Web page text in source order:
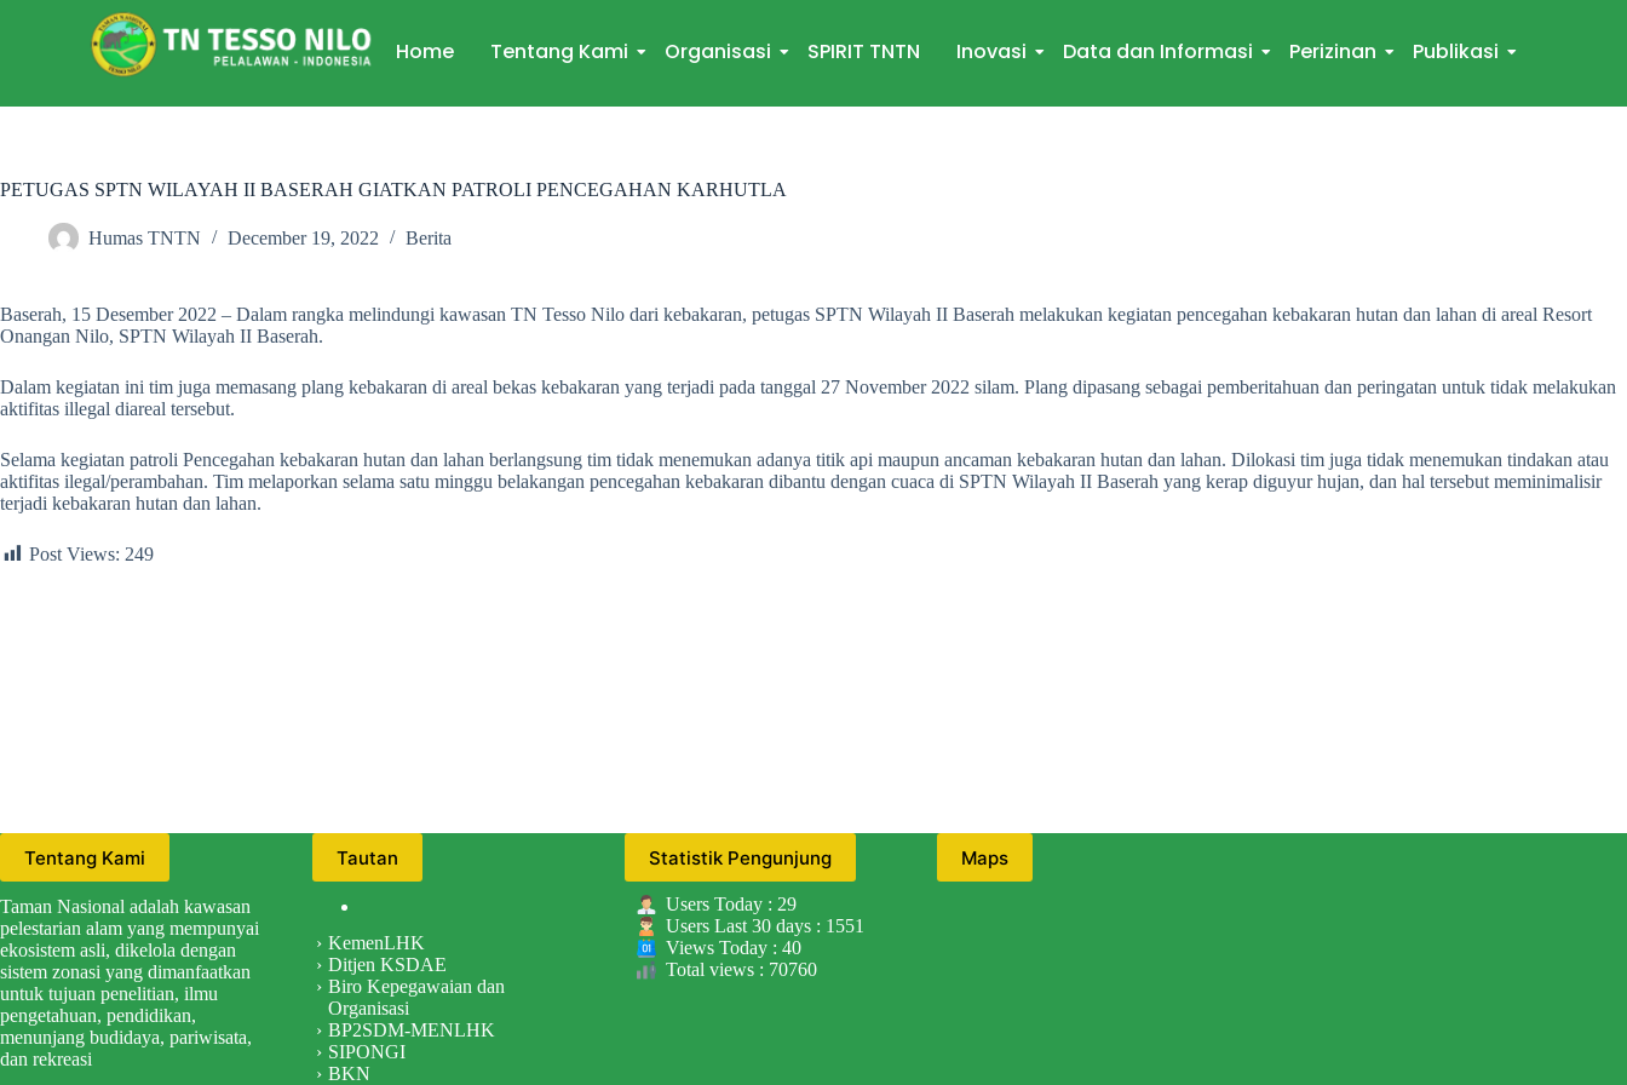
Home Tentang Kami Organisasi SPIRIT TNTN Inovasi Data dan Informasi Perizinan Publikasi
PETUGAS SPTN WILAYAH II BASERAH GIATKAN PATROLI PENCEGAHAN KARHUTLA
Humas TNTN December 19, 2022 Berita
Baserah, 15 Desember 2022 – Dalam rangka melindungi kawasan TN Tesso Nilo dari kebakaran, petugas SPTN Wilayah II Baserah melakukan kegiatan pencegahan kebakaran hutan dan lahan di areal Resort
Onangan Nilo, SPTN Wilayah II Baserah.
Dalam kegiatan ini tim juga memasang plang kebakaran di areal bekas kebakaran yang terjadi pada tanggal 27 November 2022 silam. Plang dipasang sebagai pemberitahuan dan peringatan untuk tidak melakukan
aktifitas illegal diareal tersebut.
Selama kegiatan patroli Pencegahan kebakaran hutan dan lahan berlangsung tim tidak menemukan adanya titik api maupun ancaman kebakaran hutan dan lahan. Dilokasi tim juga tidak menemukan tindakan atau
aktifitas ilegal/perambahan. Tim melaporkan selama satu minggu belakangan pencegahan kebakaran dibantu dengan cuaca di SPTN Wilayah II Baserah yang kerap diguyur hujan, dan hal tersebut meminimalisir
terjadi kebakaran hutan dan lahan.
Post Views: 249
Tentang Kami
Taman Nasional adalah kawasan
pelestarian alam yang mempunyai
ekosistem asli, dikelola dengan
sistem zonasi yang dimanfaatkan
untuk tujuan penelitian, ilmu
pengetahuan, pendidikan,
menunjang budidaya, pariwisata,
dan rekreasi
Tautan
KemenLHK
Ditjen KSDAE
Biro Kepegawaian dan
Organisasi
BP2SDM-MENLHK
SIPONGI
BKN
Statistik Pengunjung
Users Today : 29
Users Last 30 days : 1551
Views Today : 40
Total views : 70760
Maps